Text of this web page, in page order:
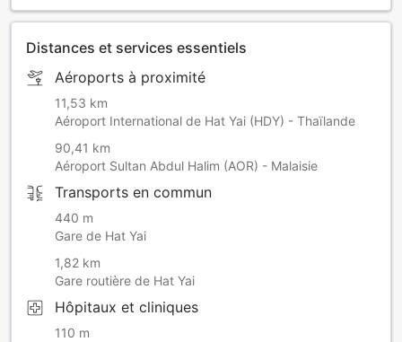
Distances et services essentiels
Aéroports à proximité
11,53 km
Aéroport International de Hat Yai (HDY) - Thaïlande
90,41 km
Aéroport Sultan Abdul Halim (AOR) - Malaisie
Transports en commun
440 m
Gare de Hat Yai
1,82 km
Gare routière de Hat Yai
Hôpitaux et cliniques
110 m